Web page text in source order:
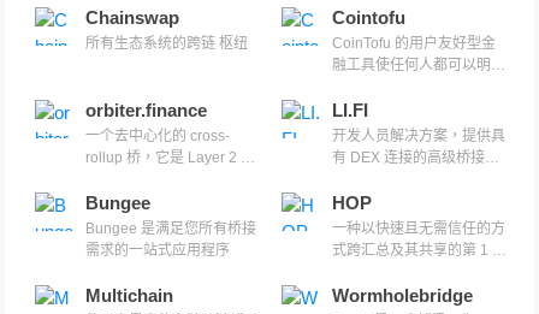
Chainswap
所有生态系统的跨链 枢纽
Cointofu
CoinTofu 的用户友好型金
融工具使任何人都可以明智
orbiter.finance
一个去中心化的 cross-
rollup 桥，它是 Layer 2 的
LI.FI
开发人员解决方案，提供具
有 DEX 连接的高级桥接聚
Bungee
Bungee 是满足您所有桥接
需求的一站式应用程序
HOP
一种以快速且无需信任的方
式跨汇总及其共享的第 1 层
Multichain Wormholebridge